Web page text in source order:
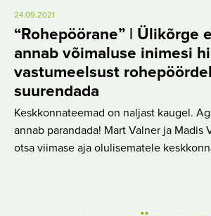
24.09.2021
“Rohepöörane” | Ülikõrge
annab võimaluse inimesi
vastumeelsust
suurendada
Keskkonnateemad on naljast kaugel.
annab parandada! Mart Valner ja Madis
otsa viimase aja olulisematele